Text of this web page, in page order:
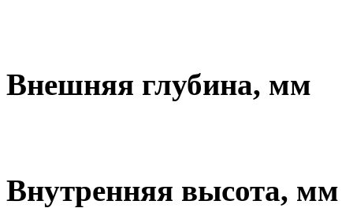
Внешняя глубина, мм
Внутренняя высота, мм